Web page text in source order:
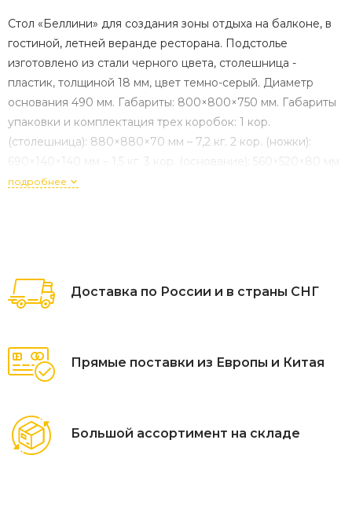
Стол «Беллини» для создания зоны отдыха на балконе, в
гостиной, летней веранде ресторана. Подстолье
изготовлено из стали черного цвета, столешница -
пластик, толщиной 18 мм, цвет темно-серый. Диаметр
основания 490 мм. Габариты: 800×800×750 мм. Габариты
упаковки и комплектация трех коробок: 1 кор.
(столешница): 880×880×70 мм – 7,2 кг. 2 кор. (ножки):
690×140×140 мм – 1,5 кг. 3 кор. (основание): 560×520×80 мм
– 3,9 кг.
подробнее
Доставка по России и в страны СНГ
Прямые поставки из Европы и Китая
Большой ассортимент на складе